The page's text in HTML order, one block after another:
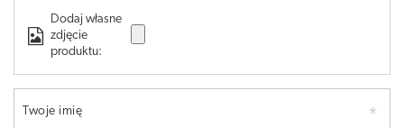
Dodaj własne
zdjęcie
produktu:
Twoje imię